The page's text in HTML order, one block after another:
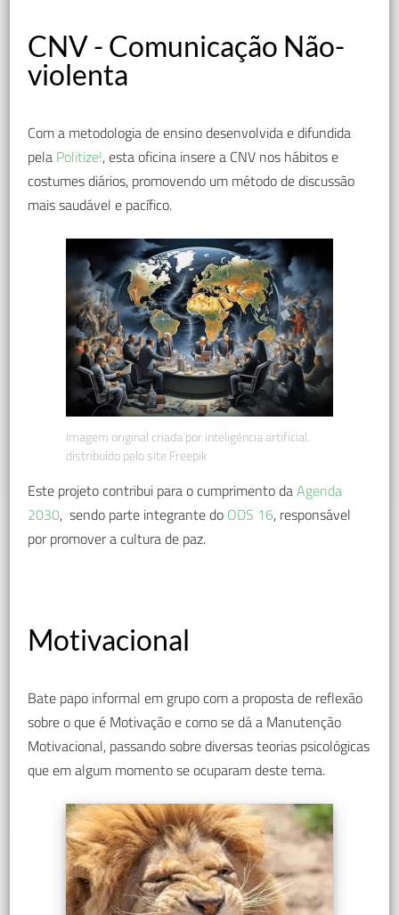
CNV - Comunicação Não-
violenta
Com a metodologia de ensino desenvolvida e difundida
pela Politize!, esta oficina insere a CNV nos hábitos e
costumes diários, promovendo um método de discussão
mais saudável e pacífico.
Imagem original criada por inteligência artificial.
distribuído pelo site Freepik
Este projeto contribui para o cumprimento daAgenda
2030, sendo parte integrante do ODS 16, responsável
por promover a cultura de paz.
Motivacional
Bate papo informal em grupo com a proposta de reflexão
sobre o que é Motivação e como se dá a Manutenção
Motivacional, passando sobre diversas teorias psicológicas
que em algum momento se ocuparam deste tema.